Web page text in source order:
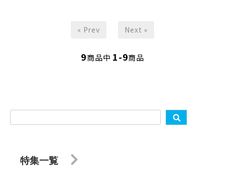
« Prev Next »
9商品中 1-9商品
特集一覧